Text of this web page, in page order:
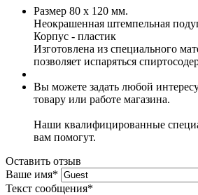
Размер 80 x 120 мм.
Неокрашенная штемпельная
Корпус - пластик
Изготовлена из специального
позволяет испаряться
Вы можете задать любой
товару или работе магазина.
Наши квалифицированные
вам помогут.
Оставить отзыв
Ваше имя*
Текст сообщения*